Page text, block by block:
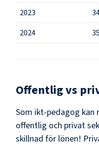
2023
2024
Offentlig vs
Som ikt-pedagog kan
offentlig och privat
skillnad för lönen!